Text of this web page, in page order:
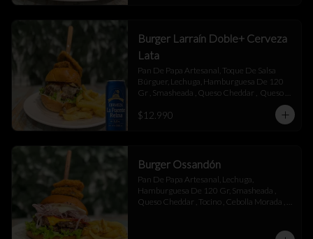
Burger Larraín Doble+ Cerveza
Lata
Pan De Papa Artesanal, Toque De Salsa
Búrguer, Lechuga, Hamburguesa De 120
Gr , Smasheada , Queso Cheddar ,  Queso
Champiñones Salteados , Toque De
$12.990
Burger Ossandón
Pan De Papa Artesanal, Lechuga,
Hamburguesa De 120 Gr, Smasheada ,
Queso Cheddar , Tocino , Cebolla Morada ,